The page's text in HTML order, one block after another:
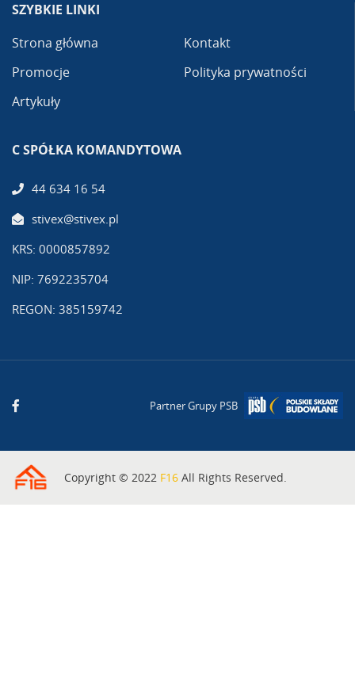
SZYBKIE LINKI
Strona główna
Promocje
Artykuły
Kontakt
Polityka prywatności
C SPÓŁKA KOMANDYTOWA
44 634 16 54
stivex@stivex.pl
KRS: 0000857892
NIP: 7692235704
REGON: 385159742
Partner Grupy PSB
Copyright © 2022 F16 All Rights Reserved.